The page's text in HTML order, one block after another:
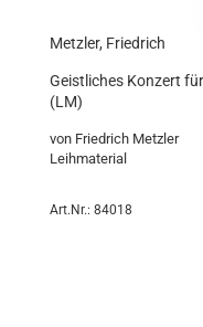
Metzler, Friedrich
Geistliches Konzert
(LM)
von Friedrich Metzler
Leihmaterial
Art.Nr.: 84018